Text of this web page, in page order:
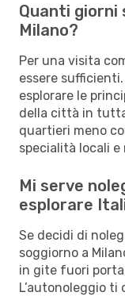
Quanti giorni
Milano?
Per una visita
essere
esplorare le
della città in
quartieri meno
specialità locali e
Mi serve
esplorare
Se decidi di
soggiorno a
in gite fuori
L’autonoleggio ti